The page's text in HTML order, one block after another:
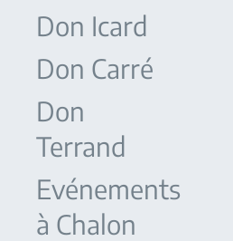
Don Icard
Don Carré
Don
Terrand
Evénements
à Chalon